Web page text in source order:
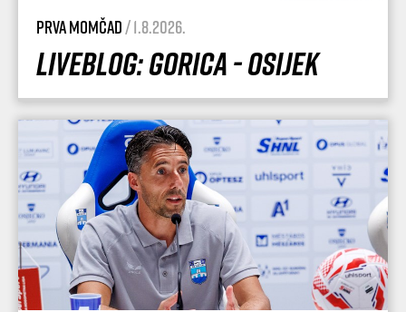
Prva momčad/ 1.8.2026.
Liveblog: Gorica - Osijek